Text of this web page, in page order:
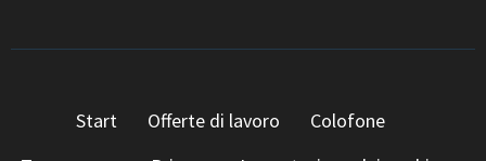
Start Offerte di lavoro
Colofone